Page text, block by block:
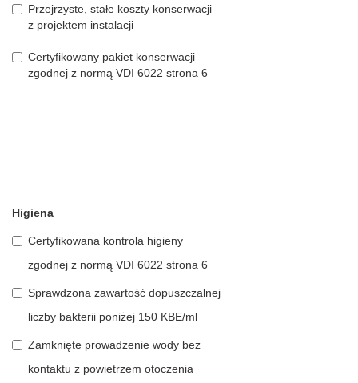
Przejrzyste, stałe koszty konserwacji
z projektem instalacji
Certyfikowany pakiet konserwacji
zgodnej z normą VDI 6022 strona 6
Higiena
Certyfikowana kontrola higieny
zgodnej z normą VDI 6022 strona 6
Sprawdzona zawartość dopuszczalnej
liczby bakterii poniżej 150 KBE/ml
Zamknięte prowadzenie wody bez
kontaktu z powietrzem otoczenia